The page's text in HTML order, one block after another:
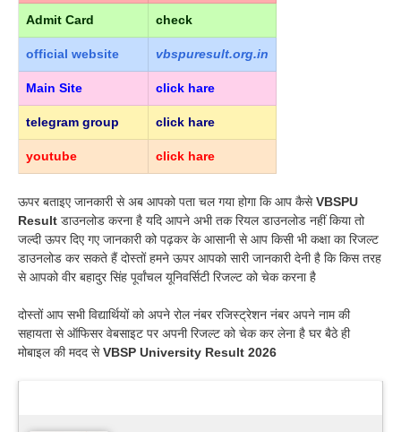
Admit Card check
official website vbspuresult.org.in
Main Site click hare
telegram group click hare
youtube click hare
ऊपर बताइए जानकारी से अब आपको पता चल गया होगा कि आप कैसेVBSPU
Result डाउनलोड करना है यदि आपने अभी तक रियल डाउनलोड नहीं किया तो
जल्दी ऊपर दिए गए जानकारी को पढ़कर के आसानी से आप किसी भी कक्षा का रिजल्ट
डाउनलोड कर सकते हैं दोस्तों हमने ऊपर आपको सारी जानकारी देनी है कि किस तरह
से आपको वीर बहादुर सिंह पूर्वांचल यूनिवर्सिटी रिजल्ट को चेक करना है
दोस्तों आप सभी विद्यार्थियों को अपने रोल नंबर रजिस्ट्रेशन नंबर अपने नाम की
सहायता से ऑफिसर वेबसाइट पर अपनी रिजल्ट को चेक कर लेना है घर बैठे ही
मोबाइल की मदद सेVBSP University Result 2026